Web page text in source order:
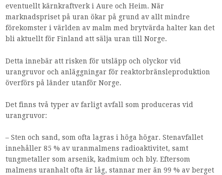
eventuellt kärnkraftverk i Aure och Heim. När
marknadspriset på uran ökar på grund av allt mindre
förekomster i världen av malm med brytvärda halter kan det
bli aktuellt för Finland att sälja uran till Norge.
Detta innebär att risken för utsläpp och olyckor vid
urangruvor och anläggningar för reaktorbränsleproduktion
överförs på länder utanför Norge.
Det finns två typer av farligt avfall som produceras vid
urangruvor:
– Sten och sand, som ofta lagras i höga högar. Stenavfallet
innehåller 85 % av uranmalmens radioaktivitet, samt
tungmetaller som arsenik, kadmium och bly. Eftersom
malmens uranhalt ofta är låg, stannar mer än 99 % av berget